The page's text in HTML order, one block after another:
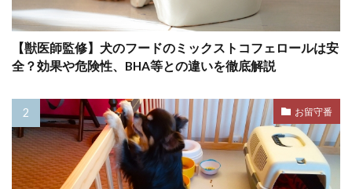
フローリング
フード
フードアレルギー
ブドウ
ブドウ膜炎
ブラッシング
プレイセラピー
プレイバウ
プレウォッシュ
プレッシャー
プロバイオティクス
ヘソ天
ヘルスケア
ヘルニア
ベッド
ベッドメイキング
ベッドメーキング
ベリーアップ
ベロ
【獣医師監修】犬のフードのミックストコフェロールは安
全？効果や危険性、BHA等との違いを徹底解説
お留守番